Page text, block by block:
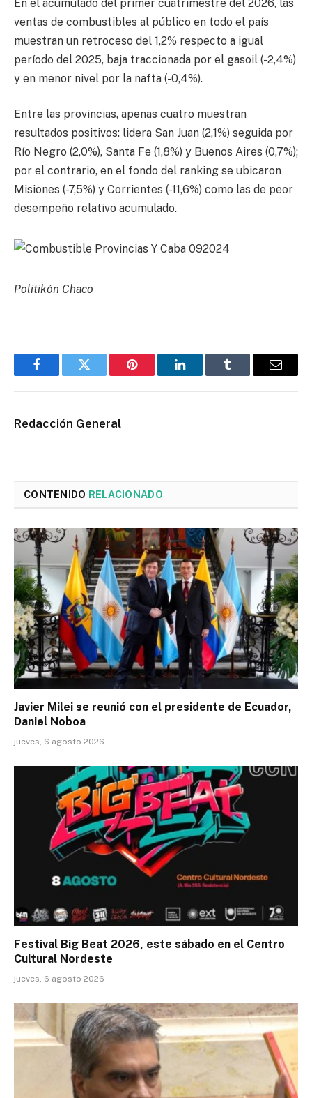
En el acumulado del primer cuatrimestre del 2026, las
ventas de combustibles al público en todo el país
muestran un retroceso del 1,2% respecto a igual
período del 2025, baja traccionada por el gasoil (-2,4%)
y en menor nivel por la nafta (-0,4%).
Entre las provincias, apenas cuatro muestran
resultados positivos: lidera San Juan (2,1%) seguida por
Río Negro (2,0%), Santa Fe (1,8%) y Buenos Aires (0,7%);
por el contrario, en el fondo del ranking se ubicaron
Misiones (-7,5%) y Corrientes (-11,6%) como las de peor
desempeño relativo acumulado.
Politikón Chaco
FacebookTwitter Pinterest LinkedInTumblr Email
Redacción General
CONTENIDO RELACIONADO
Javier Milei se reunió con el presidente de Ecuador,
Daniel Noboa
jueves, 6 agosto 2026
Festival Big Beat 2026, este sábado en el Centro
Cultural Nordeste
jueves, 6 agosto 2026